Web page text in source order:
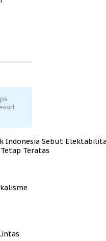
Indonesia Sebut
Teratas